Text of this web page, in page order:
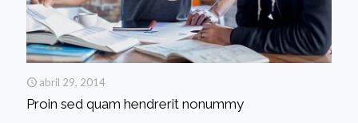
abril 29, 2014
Proin sed quam hendrerit nonummy